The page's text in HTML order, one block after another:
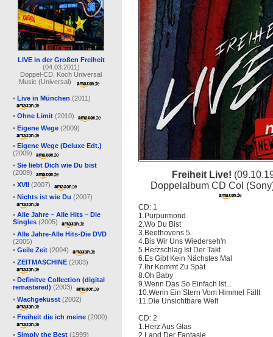
LIVE in der Großen Freiheit
(04.03.2011)
Doppel-CD, Koch Universal
Music (Universal)
• Live in München (2011)
• Ohne Limit (2010)
• Eigene Wege (2009)
• Eigene Wege (Deluxe Edt.)
(2009)
• Sie liebt Dich wie Du bist
(2009)
• XVII (2007)
• Nichts ist wie Du (2007)
• Alle Jahre – Alle Hits – Die
Singles (2005)
• Alle Jahre-Alle Hits-Die DVD
(2005)
• Geile Zeit (2004)
• ZEITMASCHINE (2003)
• Definitve Collection (digital
remastered) (2003)
• Wachgeküsst (2002)
• Freiheit die ich meine (2000)
• Simply the Best (1999)
Freiheit Live!
Doppelalbum CD Col
CD: 1
1.Purpurmond
2.Wo Du Bist
3.Beethovens 5.
4.Bis Wir Uns Wiederseh'n
5.Herzschlag Ist Der Takt
6.Es Gibt Kein Nächstes Mal
7.Ihr Kommt Zu Spät
8.Oh Baby
9.Wenn Das So Einfach Ist...
10.Wenn Ein Stern Vom Himmel Fällt
11.Die Unsichtbare Welt
CD: 2
1.Herz Aus Glas
2.Land Der Fantasie